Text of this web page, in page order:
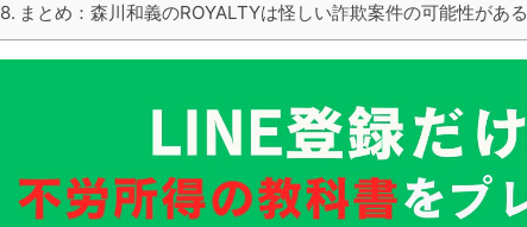
まとめ：森川和義のROYALTYは怪しい詐欺案件の可能性がある